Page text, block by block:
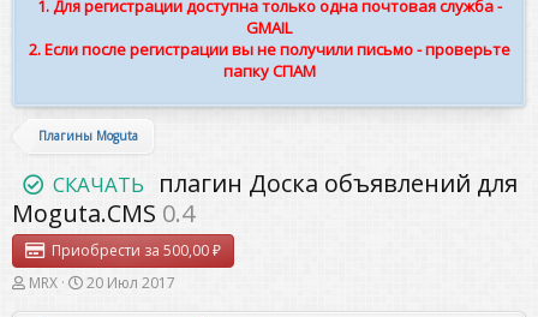
1. Для регистрации доступна только одна почтовая служба -
GMAIL
2. Если после регистрации вы не получили письмо - проверьте
папку СПАМ
Плагины Moguta
СКАЧАТЬ
плагин Доска объявлений для
Moguta.CMS 0.4
Приобрести за 500,00 ₽
А
MRX
Д
20 Июл 2017